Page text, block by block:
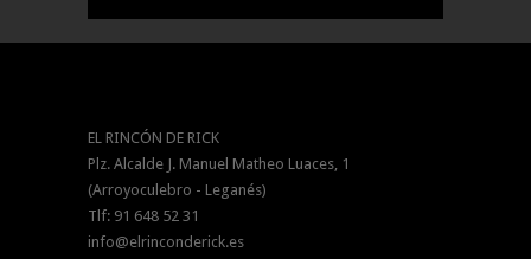
EL RINCÓN DE RICK
Plz. Alcalde J. Manuel Matheo Luaces, 1
(Arroyoculebro - Leganés)
Tlf: 91 648 52 31
info@elrinconderick.es